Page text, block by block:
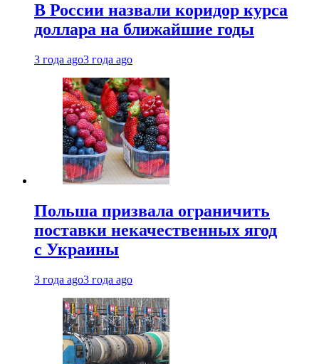
В России назвали коридор курса
доллара на ближайшие годы
3 года ago3 года ago
Польша призвала ограничить
поставки некачественных ягод
с Украины
3 года ago3 года ago